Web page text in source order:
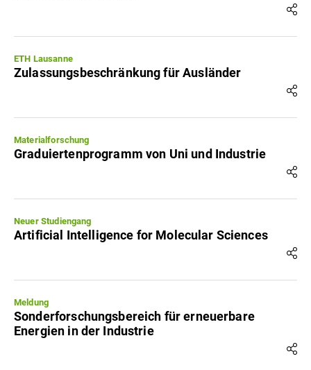
ETH Lausanne
Zulassungsbeschränkung für Ausländer
Materialforschung
Graduiertenprogramm von Uni und Industrie
Neuer Studiengang
Artificial Intelligence for Molecular Sciences
Meldung
Sonderforschungsbereich für erneuerbare
Energien in der Industrie